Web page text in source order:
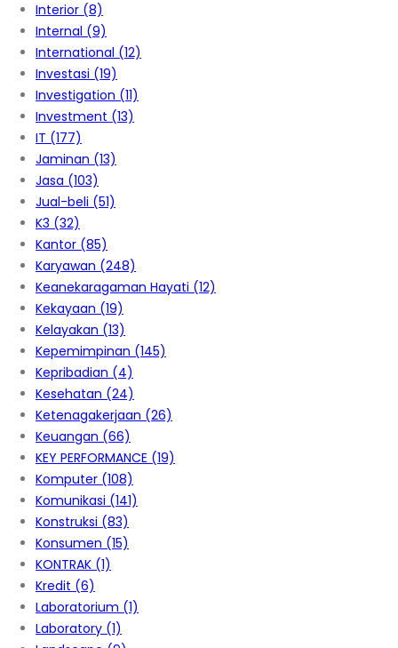
Interior (8)
Internal (9)
International (12)
Investasi (19)
Investigation (11)
Investment (13)
IT (177)
Jaminan (13)
Jasa (103)
Jual-beli (51)
K3 (32)
Kantor (85)
Karyawan (248)
Keanekaragaman Hayati (12)
Kekayaan (19)
Kelayakan (13)
Kepemimpinan (145)
Kepribadian (4)
Kesehatan (24)
Ketenagakerjaan (26)
Keuangan (66)
KEY PERFORMANCE (19)
Komputer (108)
Komunikasi (141)
Konstruksi (83)
Konsumen (15)
KONTRAK (1)
Kredit (6)
Laboratorium (1)
Laboratory (1)